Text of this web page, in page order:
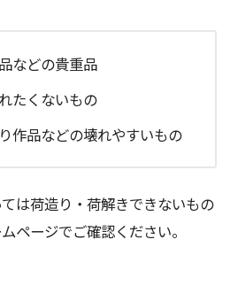
などの貴重品
たくないもの
作品などの壊れやすいもの
は荷造り・荷解きできないもの
ページでご確認ください。